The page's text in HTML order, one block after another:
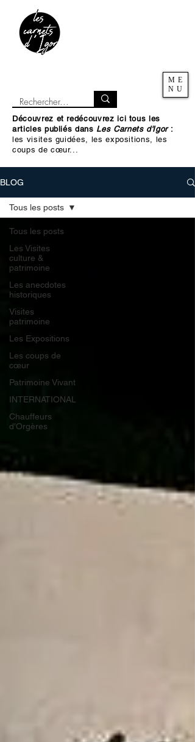
ME
NU
Découvrez et redécouvrez ici tous les
articles publiés dans Les Carnets d'Igor :
les visites guidées, les expositions, les
coups de cœur...
BLOG
Tous les posts
Les Visites
culture &
patrimoine
Les anecdotes
historiques
Visites
patrimoine
Les Expositions
Les coups de
cœur
Patrimoine Vivant
INTERNATIONAL
Chauffeurs
d'Orgères
Tous les posts